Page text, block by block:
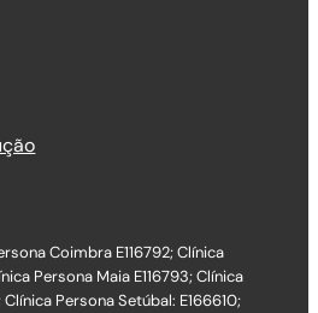
Coimbra E116792; Clínica
Persona Maia E116793; Clínica
Clínica Persona Setúbal: E166610;